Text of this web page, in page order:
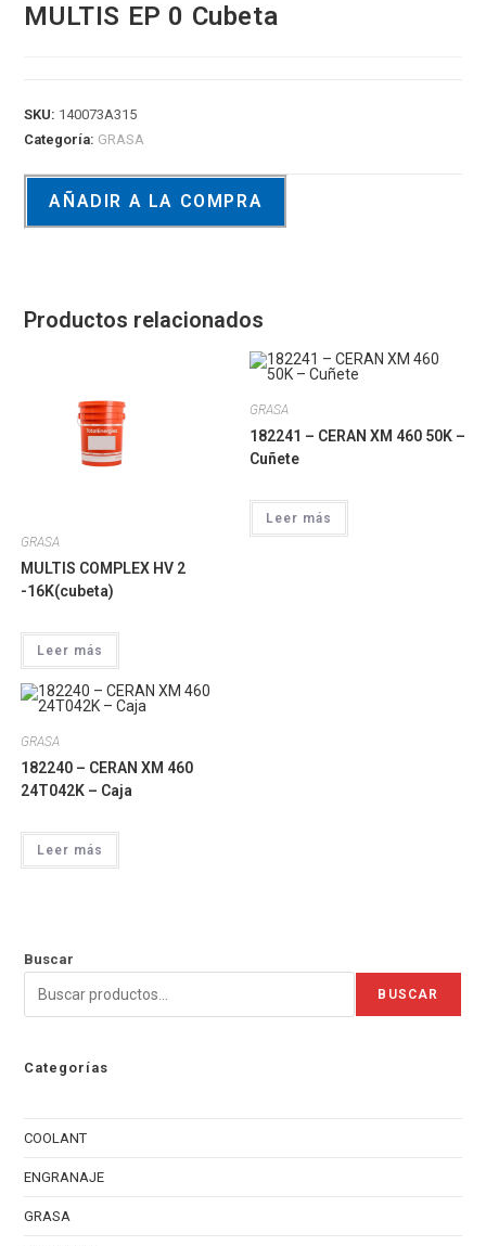
MULTIS EP 0 Cubeta
SKU: 140073A315
Categoría: GRASA
AÑADIR A LA COMPRA
Productos relacionados
GRASA
MULTIS COMPLEX HV 2
-16K(cubeta)
Leer más
GRASA
182241 – CERAN XM 460 50K –
Cuñete
Leer más
GRASA
182240 – CERAN XM 460
24T042K – Caja
Leer más
Buscar
BUSCAR
Categorías
COOLANT
ENGRANAJE
GRASA